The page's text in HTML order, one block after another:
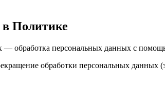
Политике
— обработка персональных данных с
обработки персональных данных